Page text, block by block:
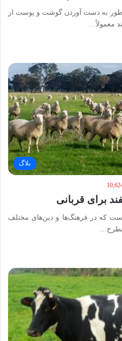
به دست آوردن گوشت و پوست از
معمولاً…
بلاگ
برای قربانی
که در فرهنگ‌ها و دین‌های مختلف
مطرح…